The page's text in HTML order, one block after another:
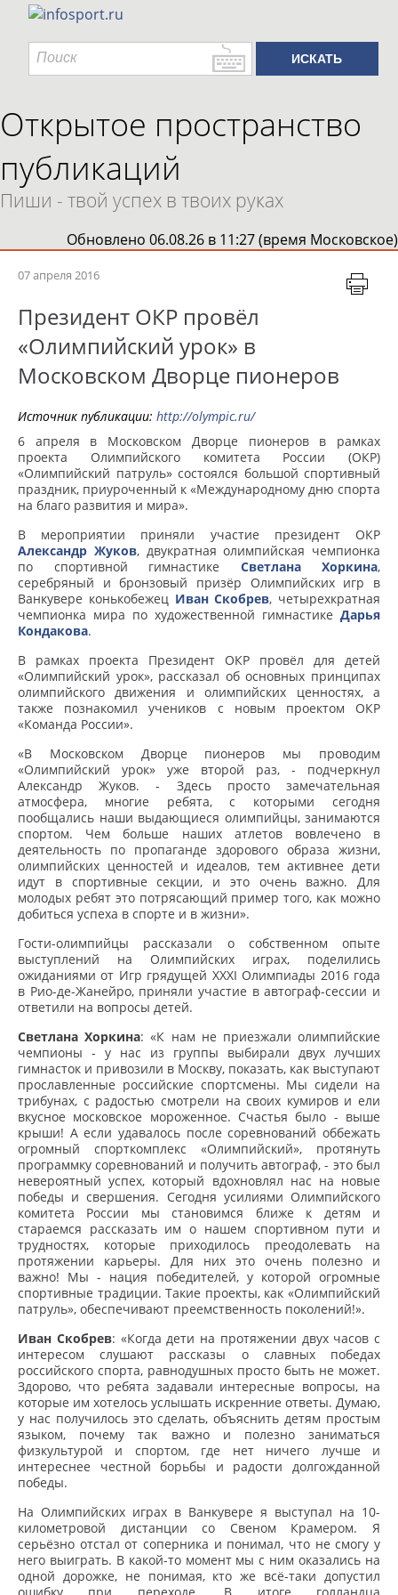
Открытое пространство
публикаций
Пиши - твой успех в твоих руках
Обновлено 06.08.26 в 11:27 (время Московское)
07 апреля 2016
Президент ОКР провёл
«Олимпийский урок» в
Московском Дворце пионеров
Источник публикации: http://olympic.ru/
6 апреля в Московском Дворце пионеров в рамках
проекта Олимпийского комитета России (ОКР)
«Олимпийский патруль» состоялся большой спортивный
праздник, приуроченный к «Международному дню спорта
на благо развития и мира».
В мероприятии приняли участие президент ОКР
Александр Жуков, двукратная олимпийская чемпионка
по спортивной гимнастике Светлана Хоркина,
серебряный и бронзовый призёр Олимпийских игр в
Ванкувере конькобежец Иван Скобрев, четырехкратная
чемпионка мира по художественной гимнастике Дарья
Кондакова.
В рамках проекта Президент ОКР провёл для детей
«Олимпийский урок», рассказал об основных принципах
олимпийского движения и олимпийских ценностях, а
также познакомил учеников с новым проектом ОКР
«Команда России».
«В Московском Дворце пионеров мы проводим
«Олимпийский урок» уже второй раз, - подчеркнул
Александр Жуков. - Здесь просто замечательная
атмосфера, многие ребята, с которыми сегодня
пообщались наши выдающиеся олимпийцы, занимаются
спортом. Чем больше наших атлетов вовлечено в
деятельность по пропаганде здорового образа жизни,
олимпийских ценностей и идеалов, тем активнее дети
идут в спортивные секции, и это очень важно. Для
молодых ребят это потрясающий пример того, как можно
добиться успеха в спорте и в жизни».
Гости-олимпийцы рассказали о собственном опыте
выступлений на Олимпийских играх, поделились
ожиданиями от Игр грядущей XXXI Олимпиады 2016 года
в Рио-де-Жанейро, приняли участие в автограф-сессии и
ответили на вопросы детей.
Светлана Хоркина: «К нам не приезжали олимпийские
чемпионы - у нас из группы выбирали двух лучших
гимнасток и привозили в Москву, показать, как выступают
прославленные российские спортсмены. Мы сидели на
трибунах, с радостью смотрели на своих кумиров и ели
вкусное московское мороженное. Счастья было - выше
крыши! А если удавалось после соревнований оббежать
огромный спорткомплекс «Олимпийский», протянуть
программку соревнований и получить автограф, - это был
невероятный успех, который вдохновлял нас на новые
победы и свершения. Сегодня усилиями Олимпийского
комитета России мы становимся ближе к детям и
стараемся рассказать им о нашем спортивном пути и
трудностях, которые приходилось преодолевать на
протяжении карьеры. Для них это очень полезно и
важно! Мы - нация победителей, у которой огромные
спортивные традиции. Такие проекты, как «Олимпийский
патруль», обеспечивают преемственность поколений!».
Иван Скобрев: «Когда дети на протяжении двух часов с
интересом слушают рассказы о славных победах
российского спорта, равнодушных просто быть не может.
Здорово, что ребята задавали интересные вопросы, на
которые им хотелось услышать искренние ответы. Думаю,
у нас получилось это сделать, объяснить детям простым
языком, почему так важно и полезно заниматься
физкультурой и спортом, где нет ничего лучше и
интереснее честной борьбы и радости долгожданной
победы.
На Олимпийских играх в Ванкувере я выступал на 10-
километровой дистанции со Свеном Крамером. Я
серьёзно отстал от соперника и понимал, что не смогу у
него выиграть. В какой-то момент мы с ним оказались на
одной дорожке, не понимая, кто же всё-таки допустил